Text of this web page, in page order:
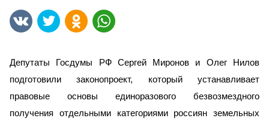
Депутаты Госдумы РФ Сергей Миронов и Олег Нилов
подготовили законопроект, который устанавливает
правовые основы единоразового безвозмездного
получения отдельными категориями россиян земельных